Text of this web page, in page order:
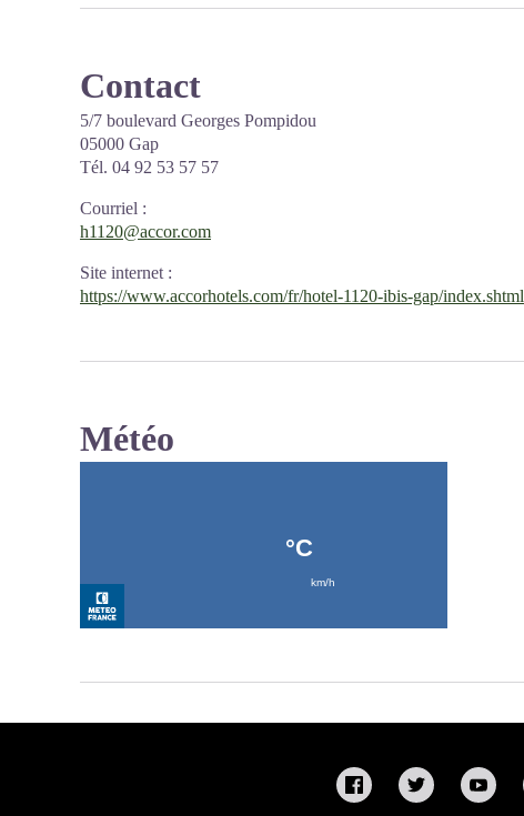
Contact
5/7 boulevard Georges Pompidou
05000 Gap
Tél. 04 92 53 57 57
Courriel :
h1120@accor.com
Site internet :
https://www.accorhotels.com/fr/hotel-1120-ibis-gap/index.shtml
Météo